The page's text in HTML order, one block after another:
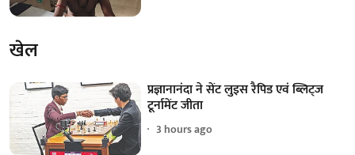
खेल
प्रज्ञानानंदा ने सेंट लुइस रैपिड एवं ब्लिट्ज
टूर्नामेंट जीता
3 hours ago